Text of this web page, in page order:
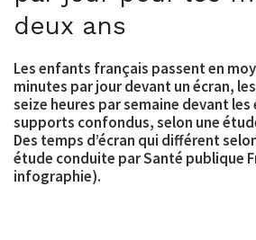
deux ans
Les enfants français passent en
minutes par jour devant un écran,
seize heures par semaine devant
supports confondus, selon une
Des temps d’écran qui différent
étude conduite par Santé publique
infographie).